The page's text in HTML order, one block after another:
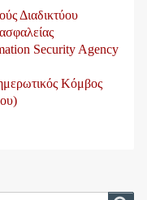
Διαδικτύου
Security Agency
Κόμβος